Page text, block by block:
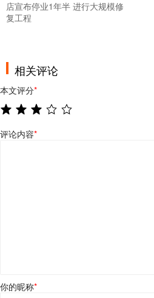
店宣布停业1年半 进行大规模修
复工程
相关评论
本文评分*
评论内容*
你的昵称*